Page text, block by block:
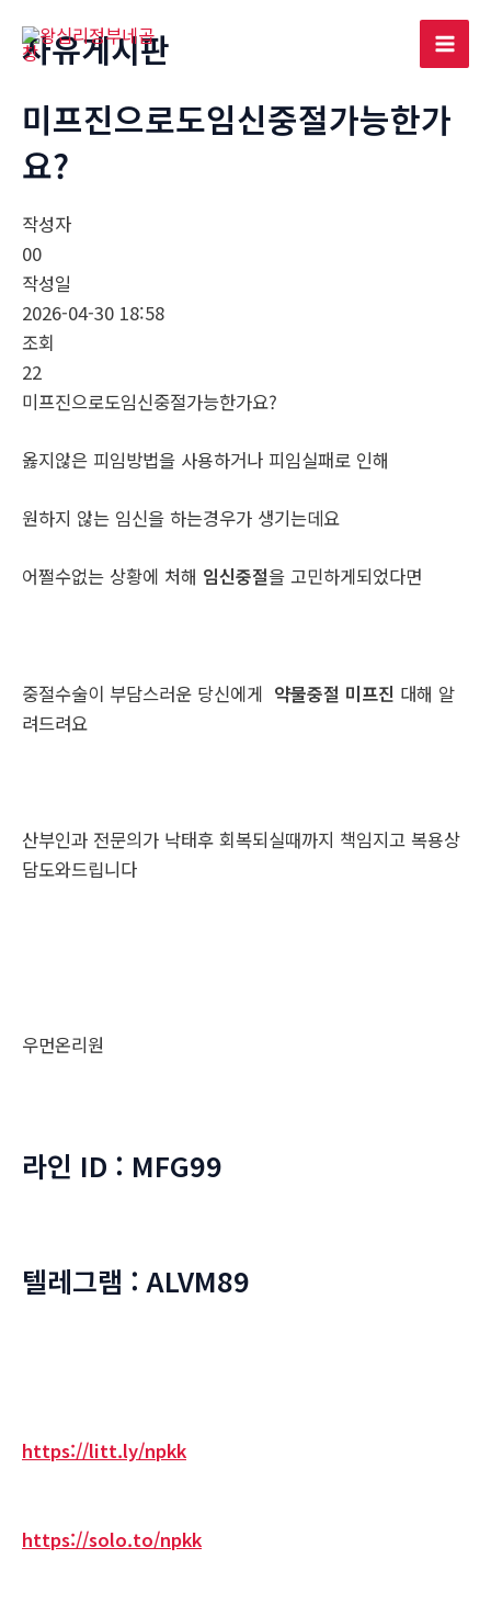
Main
자유게시판
미프진으로도임신중절가능한가
요?
작성자
00
작성일
2026-04-30 18:58
조회
22
미프진으로도임신중절가능한가요?
옳지않은 피임방법을 사용하거나 피임실패로 인해
원하지 않는 임신을 하는경우가 생기는데요
어쩔수없는 상황에 처해 임신중절을 고민하게되었다면
중절수술이 부담스러운 당신에게 약물중절 미프진 대해 알
려드려요
산부인과 전문의가 낙태후 회복되실때까지 책임지고 복용상
담도와드립니다
우먼온리원
라인 ID : MFG99
텔레그램 : ALVM89
https://litt.ly/npkk
https://solo.to/npkk